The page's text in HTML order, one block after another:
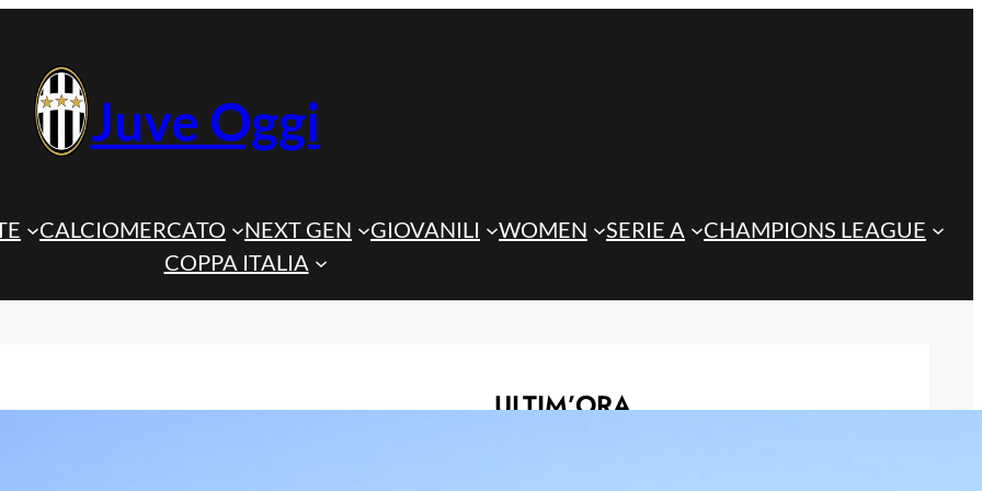
Juve Oggi
CALCIOMERCATO NEXT GEN GIOVANILI WOMEN SERIE A
CHAMPIONS LEAGUE
COPPA ITALIA
ULTIM’ORA